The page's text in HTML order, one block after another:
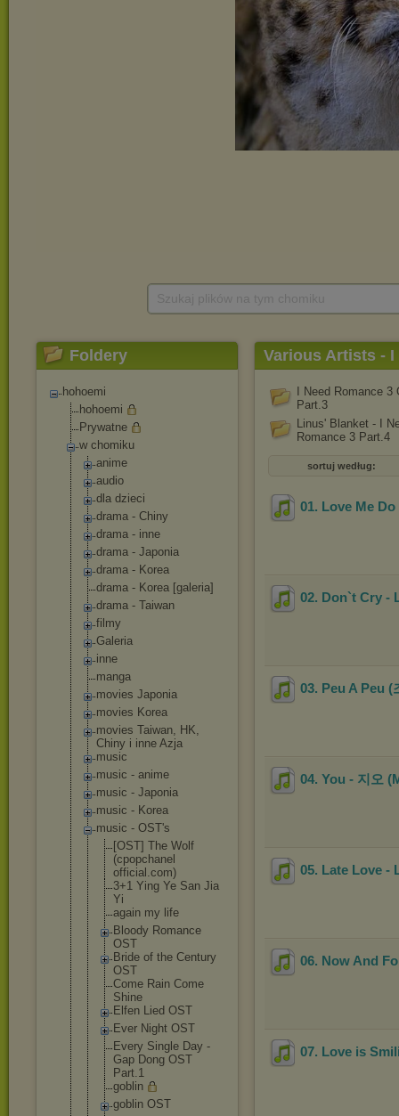
Foldery
hohoemi
hohoemi
Prywatne
w chomiku
anime
audio
dla dzieci
drama - Chiny
drama - inne
drama - Japonia
drama - Korea
drama - Korea [galeria]
drama - Taiwan
filmy
Galeria
inne
manga
movies Japonia
movies Korea
movies Taiwan, HK,
Chiny i inne Azja
music
music - anime
music - Japonia
music - Korea
music - OST's
[OST] The Wolf
(cpopchanel
official.com)
3+1 Ying Ye San Jia
Yi
again my life
Bloody Romance
OST
Bride of the Century
OST
Come Rain Come
Shine
Elfen Lied OST
Ever Night OST
Every Single Day -
Gap Dong OST
Part.1
goblin
goblin OST
Various Artists - I
I Need Romance 3
Part.3
Linus' Blanket - I
Romance 3 Part.4
sortuj według:
01. Love Me
02. Don`t Cry -
03. Peu A Peu
04. You - 지오
05. Late Love -
06. Now And
07. Love is